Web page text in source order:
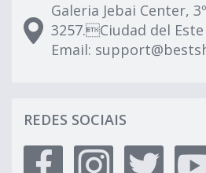
Galeria Jebai Center,
3257.Ciudad del
Email:
REDES SOCIAIS